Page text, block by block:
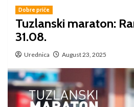
Dobre priče
Tuzlanski maraton:
31.08.
Urednica August 23, 2025